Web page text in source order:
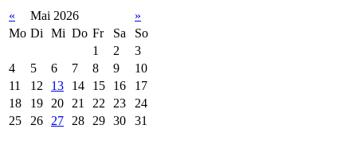
« Mai 2026
»
Mo Di Mi Do Fr Sa
So
1
2
3
4
5 6 7 8 9
10
11
12 13 14 15 16
17
18
19 20 21 22 23
24
25
26 27 28 29 30 31